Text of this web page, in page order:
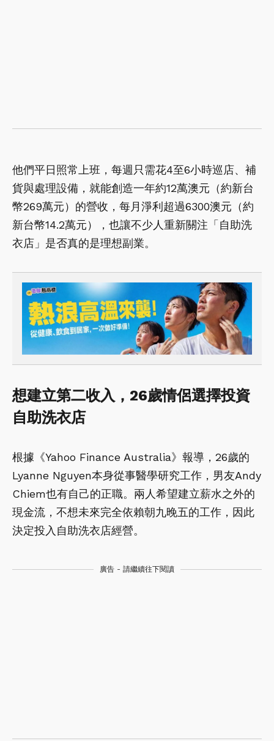
他們平日照常上班，每週只需花4至6小時巡店、補
貨與處理設備，就能創造一年約12萬澳元（約新台
幣269萬元）的營收，每月淨利超過6300澳元（約
新台幣14.2萬元），也讓不少人重新關注「自助洗
衣店」是否真的是理想副業。
想建立第二收入，26歲情侶選擇投資
自助洗衣店
根據《Yahoo Finance Australia》報導，26歲的
Lyanne Nguyen本身從事醫學研究工作，男友Andy
Chiem也有自己的正職。兩人希望建立薪水之外的
現金流，不想未來完全依賴朝九晚五的工作，因此
決定投入自助洗衣店經營。
廣告 - 請繼續往下閱讀